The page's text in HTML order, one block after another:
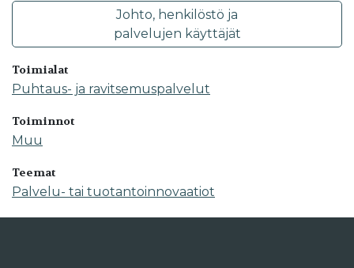
Johto, henkilöstö ja
palvelujen käyttäjät
Toimialat
Puhtaus- ja ravitsemuspalvelut
Toiminnot
Muu
Teemat
Palvelu- tai tuotantoinnovaatiot